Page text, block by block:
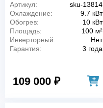
Артикул:
sku-13814
Охлаждение:
9.7 кВт
Обогрев:
10 кВт
Площадь:
100 м²
Инверторный:
Нет
Гарантия:
3 года
109 000 ₽